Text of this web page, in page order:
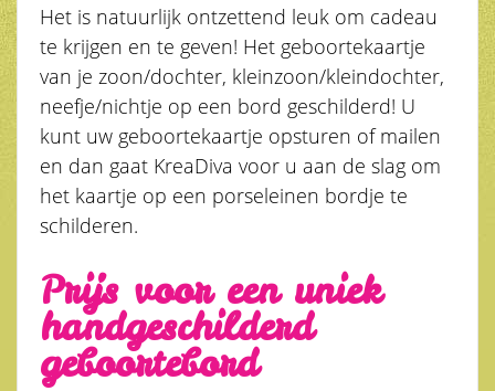
Het is natuurlijk ontzettend leuk om cadeau
te krijgen en te geven! Het geboortekaartje
van je zoon/dochter, kleinzoon/kleindochter,
neefje/nichtje op een bord geschilderd! U
kunt uw geboortekaartje opsturen of mailen
en dan gaat KreaDiva voor u aan de slag om
het kaartje op een porseleinen bordje te
schilderen.
Prijs voor een uniek
handgeschilderd
geboortebord